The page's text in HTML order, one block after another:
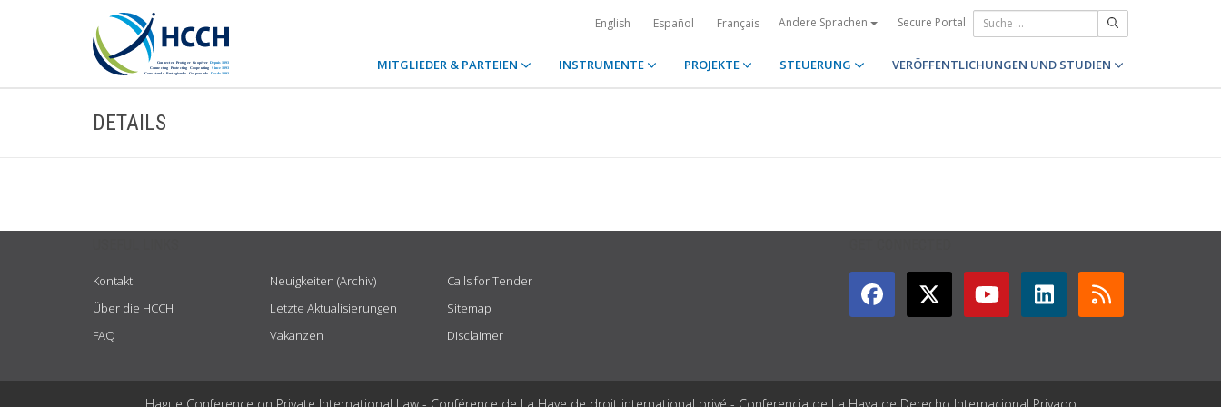
English Español Français Andere Sprachen Secure Portal
MITGLIEDER & PARTEIEN INSTRUMENTE PROJEKTE STEUERUNG VERÖFFENTLICHUNGEN UND STUDIEN
DETAILS
Kontakt
Über die HCCH
FAQ
Neuigkeiten (Archiv)
Letzte Aktualisierungen
Vakanzen
Calls for Tender
Sitemap
Disclaimer